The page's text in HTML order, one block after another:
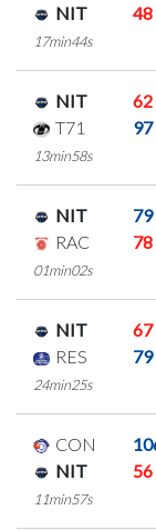
NIT
48
17min44s
NIT
62
T71
97
13min58s
NIT
79
RAC
78
01min02s
NIT
67
RES
79
24min25s
CON
NIT
56
11min57s